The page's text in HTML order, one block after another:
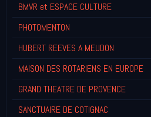
BMVR et ESPACE CULTURE
PHOTOMENTON
HUBERT REEVES A MEUDON
MAISON DES ROTARIENS EN EUROPE
GRAND THEATRE DE PROVENCE
SANCTUAIRE DE COTIGNAC